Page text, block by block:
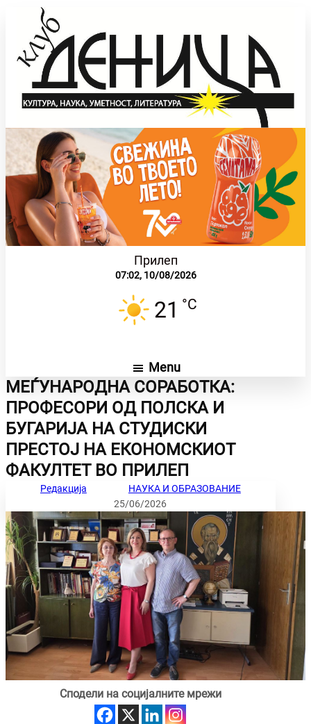
Прилеп
07:02, 10/08/2026
21 °C
Menu
МЕЃУНАРОДНА СОРАБОТКА:
ПРОФЕСОРИ ОД ПОЛСКА И
БУГАРИЈА НА СТУДИСКИ
ПРЕСТОЈ НА ЕКОНОМСКИОТ
ФАКУЛТЕТ ВО ПРИЛЕП
Редакција
НАУКА И ОБРАЗОВАНИЕ
25/06/2026
Сподели на социјалните мрежи